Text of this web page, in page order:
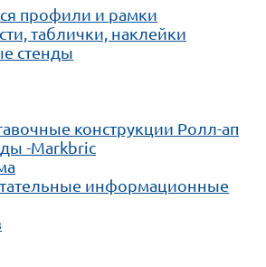
профили и рамки
таблички, наклейки
стенды
конструкции Ролл-ап
-Markbric
информационные